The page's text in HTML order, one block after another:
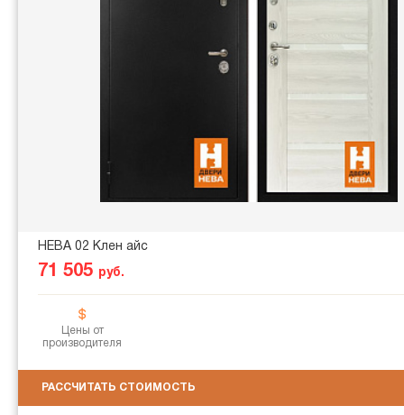
НЕВА 02 Клен айс
71 505 руб.
Цены от
производителя
РАССЧИТАТЬ СТОИМОСТЬ